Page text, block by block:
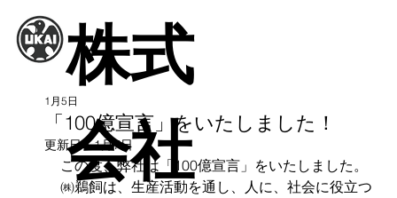
株式
会社
「100億宣言」をいたしました！
1月5日
更新日：1月7日
この度、弊社は「100億宣言」をいたしました。
㈱鵜飼は、生産活動を通し、人に、社会に役立つ